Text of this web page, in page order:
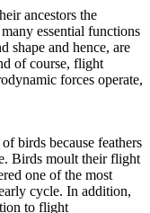
ancestors the
essential functions
shape and hence, are
of course, flight
forces operate,
birds because feathers
Birds moult their flight
one of the most
cycle. In addition,
to flight